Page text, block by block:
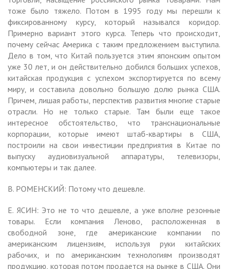
тоже было тяжело. Потом в 1995 году мы перешли к
фиксированному курсу, который назывался коридор.
Примерно вариант этого курса. Теперь что происходит,
почему сейчас Америка с таким предложением выступила.
Дело в том, что Китай пользуется этим японским опытом
уже 30 лет, и он действительно добился больших успехов,
китайская продукция с успехом экспортируется по всему
миру, и составила довольно большую долю рынка США.
Причем, лишая работы, перспектив развития многие старые
отрасли. Но не только старые. Там были еще такое
интересное обстоятельство, что транснациональные
корпорации, которые имеют штаб-квартиры в США,
построили на свои инвестиции предприятия в Китае по
выпуску аудиовизуальной аппаратуры, телевизоры,
компьютеры и так далее.
В. РОМЕНСКИЙ: Потому что дешевле.
Е. ЯСИН: Это не то что дешевле, а уже вполне резонные
товары. Если компания Леново, расположенная в
свободной зоне, где американские компании по
американским лицензиям, используя руки китайских
рабочих, и по американским технологиям производят
продукцию, которая потом продается на рынке в США. Они